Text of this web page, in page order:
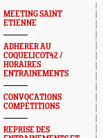
MEETING SAINT
ETIENNE
ADHERER AU
COQUELICOT42 /
HORAIRES
ENTRAINEMENTS
CONVOCATIONS
COMPÉTITIONS
REPRISE DES